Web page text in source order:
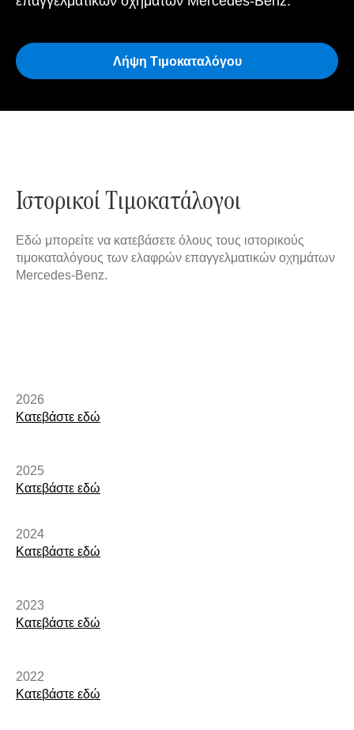
Λήψη Τιμοκαταλόγου
Ιστορικοί Tιμοκατάλογοι
Εδώ μπορείτε να κατεβάσετε όλους τους ιστορικούς
τιμοκαταλόγους των ελαφρών επαγγελματικών οχημάτων
Mercedes-Benz.
2026
Κατεβάστε εδώ
2025
Κατεβάστε εδώ
2024
Κατεβάστε εδώ
2023
Κατεβάστε εδώ​
2022
Κατεβάστε εδώ​